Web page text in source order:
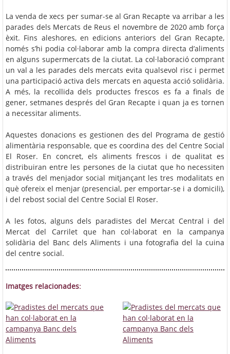
La venda de xecs per sumar-se al Gran Recapte va arribar a les
parades dels Mercats de Reus el novembre de 2020 amb força
èxit. Fins aleshores, en edicions anteriors del Gran Recapte,
només s’hi podia col·laborar amb la compra directa d’aliments
en alguns supermercats de la ciutat. La col·laboració comprant
un val a les parades dels mercats evita qualsevol risc i permet
una participació activa dels mercats en aquesta acció solidària.
A més, la recollida dels productes frescos es fa a finals de
gener, setmanes després del Gran Recapte i quan ja es tornen
a necessitar aliments.
Aquestes donacions es gestionen des del Programa de gestió
alimentària responsable, que es coordina des del Centre Social
El Roser. En concret, els aliments frescos i de qualitat es
distribuiran entre les persones de la ciutat que ho necessiten
a través del menjador social mitjançant les tres modalitats en
què ofereix el menjar (presencial, per emportar-se i a domicili),
i del rebost social del Centre Social El Roser.
A les fotos, alguns dels paradistes del Mercat Central i del
Mercat del Carrilet que han col·laborat en la campanya
solidària del Banc dels Aliments i una fotografia del la cuina
del centre social.
Imatges relacionades: